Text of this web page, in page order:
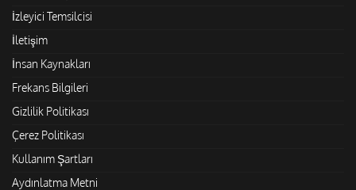
İzleyici Temsilcisi
İletişim
İnsan Kaynakları
Frekans Bilgileri
Gizlilik Politikası
Çerez Politikası
Kullanım Şartları
Aydınlatma Metni